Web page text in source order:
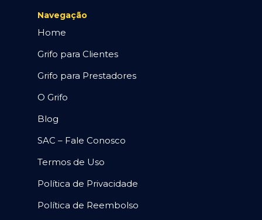
Navegação
Home
Grifo para Clientes
Grifo para Prestadores
O Grifo
Blog
SAC – Fale Conosco
Termos de Uso
Política de Privacidade
Política de Reembolso